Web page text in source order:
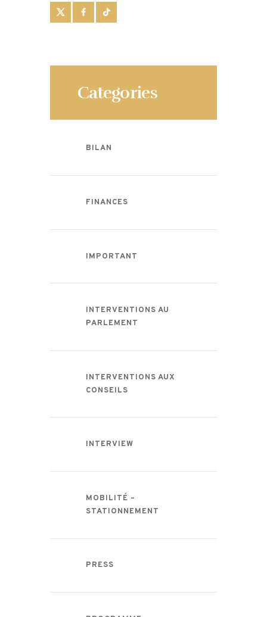
Categories
BILAN
FINANCES
IMPORTANT
INTERVENTIONS AU
PARLEMENT
INTERVENTIONS AUX
CONSEILS
INTERVIEW
MOBILITÉ –
STATIONNEMENT
PRESS